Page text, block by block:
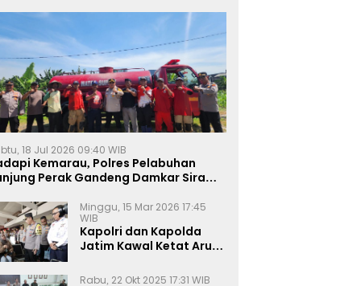
18 Jul 2026 09:40 WIB
Kemarau, Polres Pelabuhan
Perak Gandeng Damkar Siram
Minggu, 15 Mar 2026 17:45
WIB
Kapolri dan Kapolda
Jatim Kawal Ketat Arus
Rabu, 22 Okt 2025 17:31 WIB